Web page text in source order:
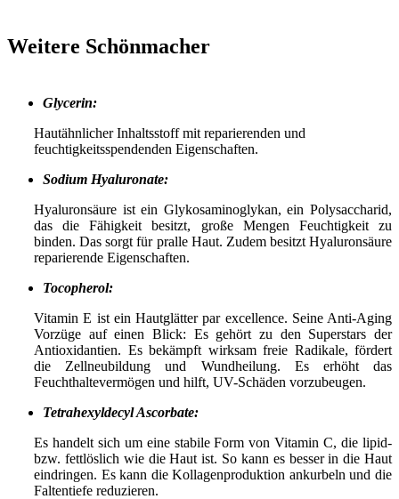
Weitere Schönmacher
Glycerin:
Hautähnlicher Inhaltsstoff mit reparierenden und
feuchtigkeitsspendenden Eigenschaften.
Sodium Hyaluronate:
Hyaluronsäure ist ein Glykosaminoglykan, ein Polysaccharid,
das die Fähigkeit besitzt, große Mengen Feuchtigkeit zu
binden. Das sorgt für pralle Haut. Zudem besitzt Hyaluronsäure
reparierende Eigenschaften.
Tocopherol:
Vitamin E ist ein Hautglätter par excellence. Seine Anti-Aging
Vorzüge auf einen Blick: Es gehört zu den Superstars der
Antioxidantien. Es bekämpft wirksam freie Radikale, fördert
die Zellneubildung und Wundheilung. Es erhöht das
Feuchthaltevermögen und hilft, UV-Schäden vorzubeugen.
Tetrahexyldecyl Ascorbate:
Es handelt sich um eine stabile Form von Vitamin C, die lipid-
bzw. fettlöslich wie die Haut ist. So kann es besser in die Haut
eindringen. Es kann die Kollagenproduktion ankurbeln und die
Faltentiefe reduzieren.